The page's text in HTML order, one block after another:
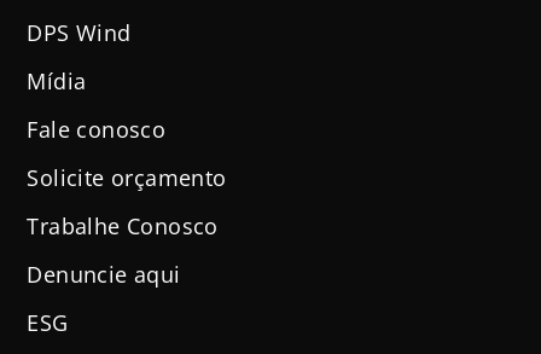
DPS Wind
Mídia
Fale conosco
Solicite orçamento
Trabalhe Conosco
Denuncie aqui
ESG